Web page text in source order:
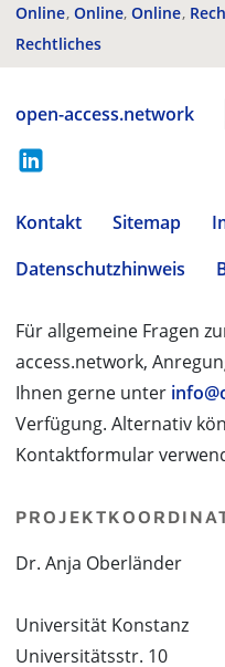
Online Online Online
Rechtliches
open-access.network
Kontakt Sitemap
Datenschutzhinweis
Für allgemeine Fragen
access.network,
Ihnen gerne unter
Verfügung. Alternativ
Kontaktformular
Dr. Anja Oberländer
Universität Konstanz
Universitätsstr. 10